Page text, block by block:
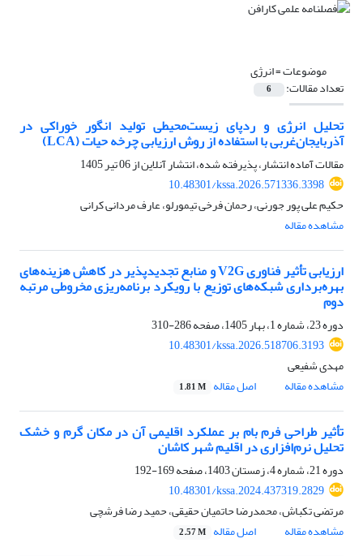
موضوعات =انرژی
تعداد مقالات: 6
تحلیل انرژی و ردپای زیست‌محیطی تولید انگور خوراکی در
آذربایجان‌غربی با استفاده از روش ارزیابی چرخه‌ حیات (LCA)
مقالات آماده انتشار، پذیرفته شده، انتشار آنلاین از06 تیر 1405
10.48301/kssa.2026.571336.3398
حکیم علی پور جورنی، رحمان فرخی تیمورلو، عارف مردانی کرانی
مشاهده مقاله
ارزیابی تأثیر فناوری V2G و منابع تجدیدپذیر در کاهش هزینه‌های
بهره‌برداری شبکه‌های توزیع با رویکرد برنامه‌ریزی مخروطی مرتبه
دوم
دوره 23، شماره 1، بهار 1405، صفحه
286-310
10.48301/kssa.2026.518706.3193
مهدی شفیعی
مشاهده مقاله
اصل مقاله 1.81 M
تأثیر طراحی فرم بام بر عملکرد اقلیمی آن در مکان گرم و خشک
تحلیل نرم‌افزاری در اقلیم شهر کاشان
دوره 21، شماره 4، زمستان 1403، صفحه
169-192
10.48301/kssa.2024.437319.2829
مرتضی تکباش، محمدرضا حاتمیان حقیقی، حمید رضا فرشچی
مشاهده مقاله
اصل مقاله 2.57 M